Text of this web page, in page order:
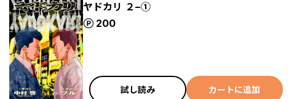
ヤドカリ ２−①
200
ポイント
試し読み カートに追加